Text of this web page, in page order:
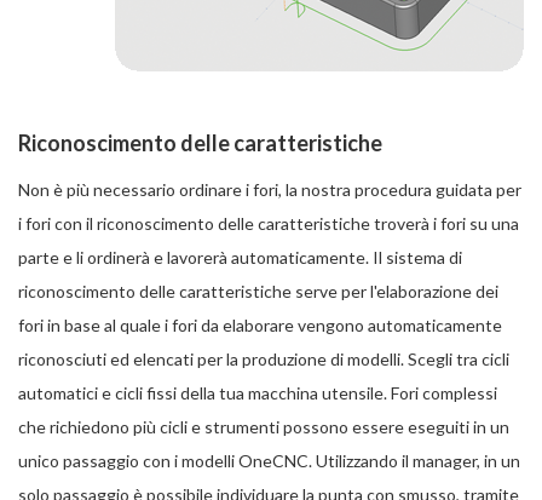
Riconoscimento delle caratteristiche
Non è più necessario ordinare i fori, la nostra procedura guidata per
i fori con il riconoscimento delle caratteristiche troverà i fori su una
parte e li ordinerà e lavorerà automaticamente. Il sistema di
riconoscimento delle caratteristiche serve per l'elaborazione dei
fori in base al quale i fori da elaborare vengono automaticamente
riconosciuti ed elencati per la produzione di modelli. Scegli tra cicli
automatici e cicli fissi della tua macchina utensile. Fori complessi
che richiedono più cicli e strumenti possono essere eseguiti in un
unico passaggio con i modelli OneCNC. Utilizzando il manager, in un
solo passaggio è possibile individuare la punta con smusso, tramite